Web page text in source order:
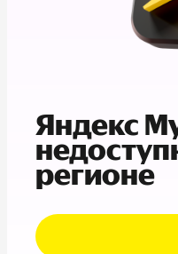
Яндекс
регионе